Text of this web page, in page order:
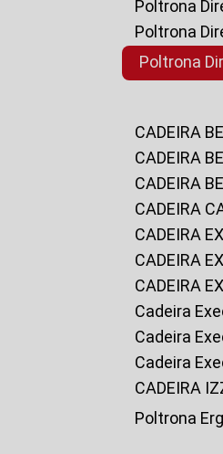
Poltrona
Poltrona
Poltrona
CADEIRA
CADEIRA
CADEIRA
CADEIRA
CADEIRA
CADEIRA
CADEIRA
Cadeira
Cadeira
Cadeira
CADEIRA
Poltrona